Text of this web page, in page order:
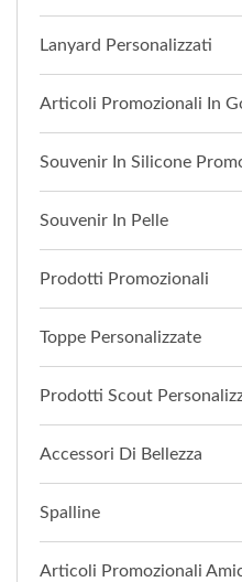
Lanyard Personalizzati
Articoli Promozionali In
Souvenir In Silicone
Souvenir In Pelle
Prodotti Promozionali
Toppe Personalizzate
Prodotti Scout
Accessori Di Bellezza
Spalline
Articoli Promozionali